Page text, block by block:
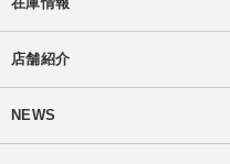
店舗紹介
NEWS